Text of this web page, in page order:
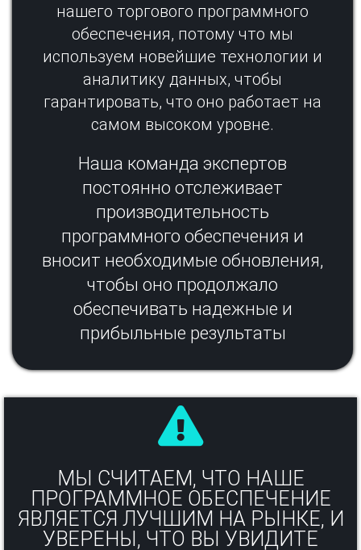
нашего торгового программного
обеспечения, потому что мы
используем новейшие технологии и
аналитику данных, чтобы
гарантировать, что оно работает на
самом высоком уровне.​
Наша команда экспертов
постоянно отслеживает
производительность
программного обеспечения и
вносит необходимые обновления,
чтобы оно продолжало
обеспечивать надежные и
прибыльные результаты​
МЫ СЧИТАЕМ, ЧТО НАШЕ
ПРОГРАММНОЕ ОБЕСПЕЧЕНИЕ
ЯВЛЯЕТСЯ ЛУЧШИМ НА РЫНКЕ, И
УВЕРЕНЫ, ЧТО ВЫ УВИДИТЕ